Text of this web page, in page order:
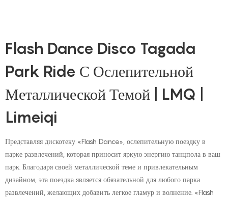
Flash Dance Disco Tagada
Park Ride С Ослепительной
Металлической Темой | LMQ |
Limeiqi
Представляя дискотеку «Flash Dance», ослепительную поездку в
парке развлечений, которая приносит яркую энергию танцпола в ваш
парк. Благодаря своей металлической теме и привлекательным
дизайном, эта поездка является обязательной для любого парка
развлечений, желающих добавить легкое гламур и волнение. «Flash